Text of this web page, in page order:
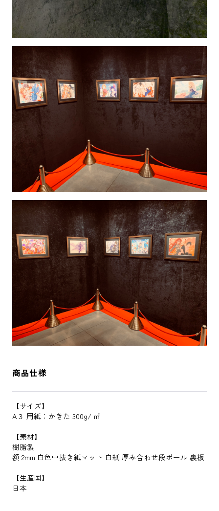
商品仕様
【サイズ】
A３ 用紙：かきた 300g/ ㎡
【素材】
樹脂製
額 2mm 白色中抜き紙マット 白紙 厚み合わせ段ボール 裏板
【生産国】
日本